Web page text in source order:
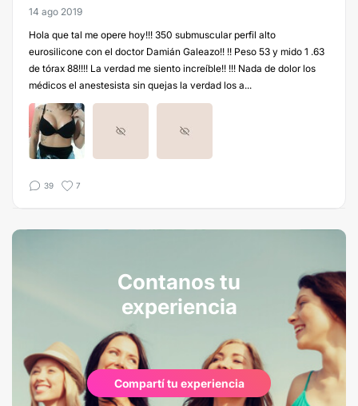
14 ago 2019
Hola que tal me opere hoy!!! 350 submuscular perfil alto
eurosilicone con el doctor Damián Galeazo!! !! Peso 53 y mido 1 .63
de tórax 88!!!! La verdad me siento increíble!! !!! Nada de dolor los
médicos el anestesista sin quejas la verdad los a...
39 7
Contanos tu
experiencia
Compartí tu experiencia